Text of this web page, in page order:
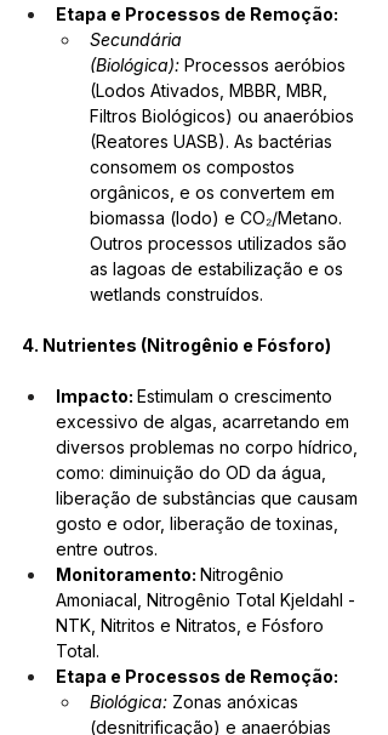
Etapa e Processos de Remoção:
Secundária
(Biológica): Processos aeróbios
(Lodos Ativados, MBBR, MBR,
Filtros Biológicos) ou anaeróbios
(Reatores UASB). As bactérias
consomem os compostos
orgânicos, e os convertem em
biomassa (lodo) e CO₂/Metano.
Outros processos utilizados são
as lagoas de estabilização e os
wetlands construídos.
4. Nutrientes (Nitrogênio e Fósforo)
Impacto: Estimulam o crescimento
excessivo de algas, acarretando em
diversos problemas no corpo hídrico,
como: diminuição do OD da água,
liberação de substâncias que causam
gosto e odor, liberação de toxinas,
entre outros.
Monitoramento: Nitrogênio
Amoniacal, Nitrogênio Total Kjeldahl -
NTK, Nitritos e Nitratos, e Fósforo
Total.
Etapa e Processos de Remoção:
Biológica: Zonas anóxicas
(desnitrificação) e anaeróbias